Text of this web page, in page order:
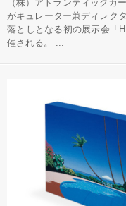
（株）アトランティックカ
がキュレーター兼ディレク
落としとなる初の展示会「
催される。 ...